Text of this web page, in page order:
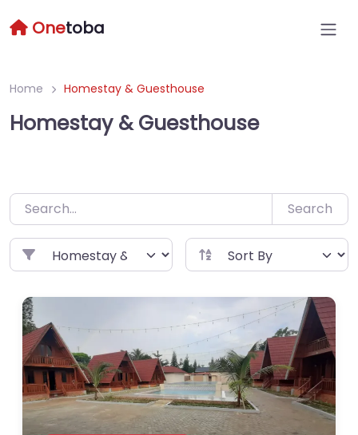
to
Onetoba
Home Homestay & Guesthouse
Homestay & Guesthouse
Search